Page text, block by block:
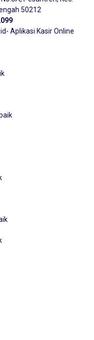
50212
Aplikasi Kasir Online